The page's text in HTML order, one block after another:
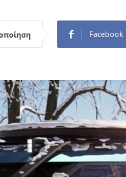
Facebook